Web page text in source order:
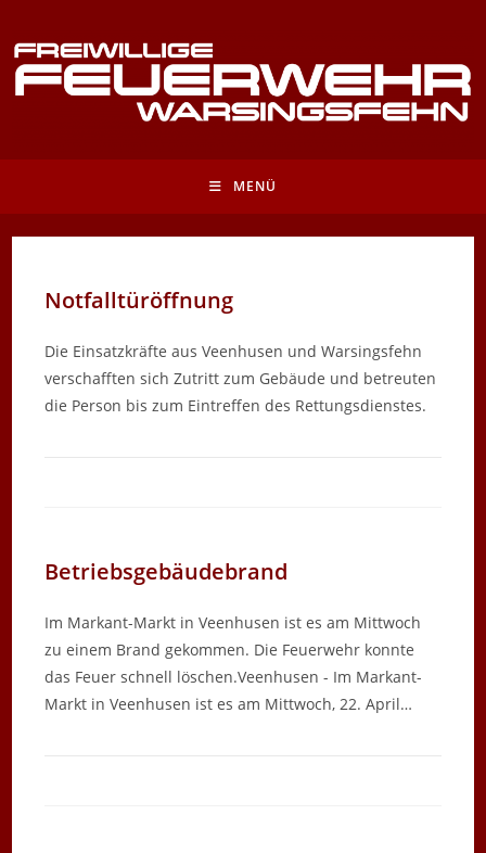
Inhalt
springen
MENÜ
Notfalltüröffnung
Die Einsatzkräfte aus Veenhusen und Warsingsfehn
verschafften sich Zutritt zum Gebäude und betreuten
die Person bis zum Eintreffen des Rettungsdienstes.
Betriebsgebäudebrand
Im Markant-Markt in Veenhusen ist es am Mittwoch
zu einem Brand gekommen. Die Feuerwehr konnte
das Feuer schnell löschen.Veenhusen - Im Markant-
Markt in Veenhusen ist es am Mittwoch, 22. April…